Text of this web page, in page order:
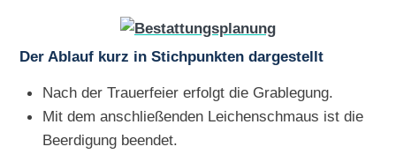
Der Ablauf kurz in Stichpunkten dargestellt
Nach der Trauerfeier erfolgt die Grablegung.
Mit dem anschließenden Leichenschmaus ist die
Beerdigung beendet.